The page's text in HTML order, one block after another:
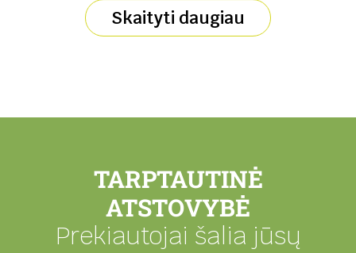
Skaityti daugiau
TARPTAUTINĖ
ATSTOVYBĖ
Prekiautojai šalia jūsų